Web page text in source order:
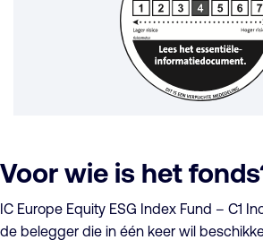
Voor wie is het
IC Europe Equity ESG Index Fund – C1
de belegger die in één keer wil